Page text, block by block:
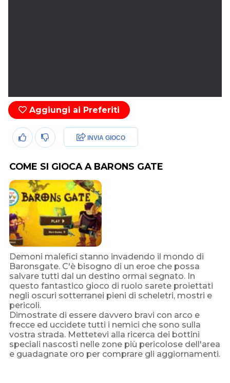
Aggiungi ai Preferiti
INVIA GIOCO
COME SI GIOCA A BARONS GATE
Demoni malefici stanno invadendo il mondo di
Baronsgate. C'è bisogno di un eroe che possa
salvare tutti dal un destino ormai segnato. In
questo fantastico gioco di ruolo sarete proiettati
negli oscuri sotterranei pieni di scheletri, mostri e
pericoli.
Dimostrate di essere davvero bravi con arco e
frecce ed uccidete tutti i nemici che sono sulla
vostra strada. Mettetevi alla ricerca dei bottini
speciali nascosti nelle zone più pericolose dell'area
e guadagnate oro per comprare gli aggiornamenti.